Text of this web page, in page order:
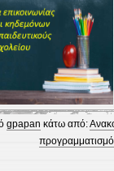
gpapan κάτω από: